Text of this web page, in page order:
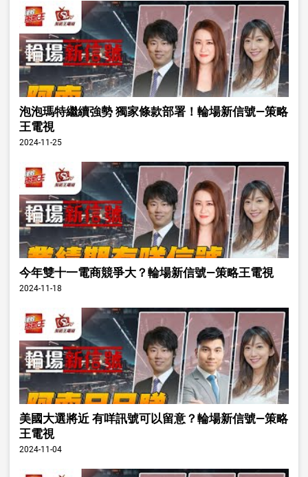
泡泡瑪特繼續強勢 獨家條款部署！輪場新信號—策略
王電視
2024-11-25
今年雙十一電商競爭大？輪場新信號—策略王電視
2024-11-18
美國大選將近 有咩訊號可以留意？輪場新信號—策略
王電視
2024-11-04